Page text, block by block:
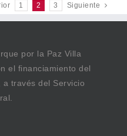
1 2 3 Siguiente
por la Paz Villa
el financiamiento del
a través del Servicio